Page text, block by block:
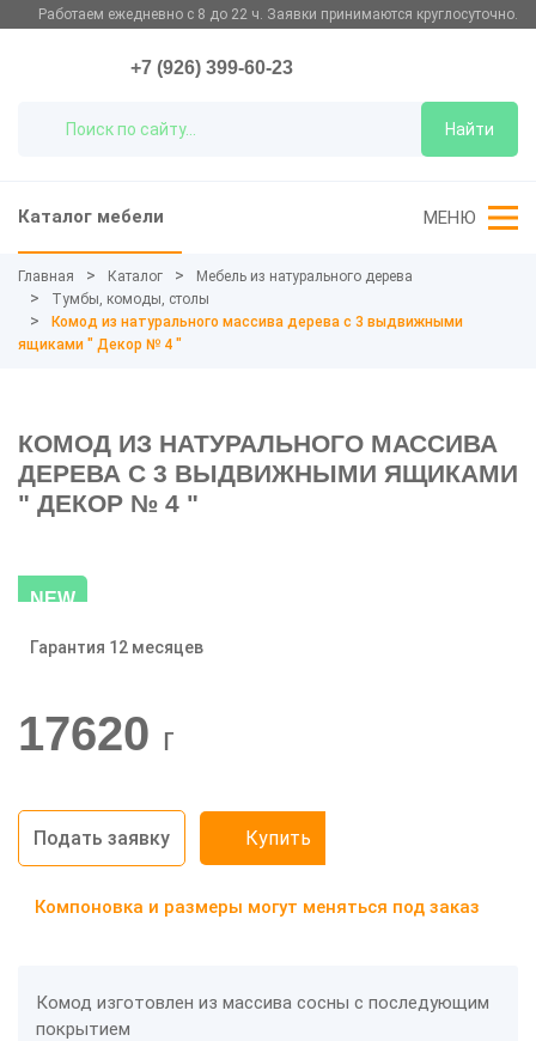
Работаем ежедневно с 8 до 22 ч. Заявки принимаются круглосуточно.
Найти
+7 (926) 399-60-23
Каталог мебели МЕНЮ
Главная Каталог
Мебель из натурального дерева
Тумбы, комоды, столы
Комод из натурального массива дерева с 3 выдвижными
ящиками " Декор № 4 "
КОМОД ИЗ НАТУРАЛЬНОГО МАССИВА
ДЕРЕВА С 3 ВЫДВИЖНЫМИ ЯЩИКАМИ
" ДЕКОР № 4 "
NEW
-20%
Гарантия 12 месяцев
17620 г
Подать заявку Купить
Компоновка и размеры могут меняться под заказ
Комод изготовлен из массива сосны с последующим
покрытием